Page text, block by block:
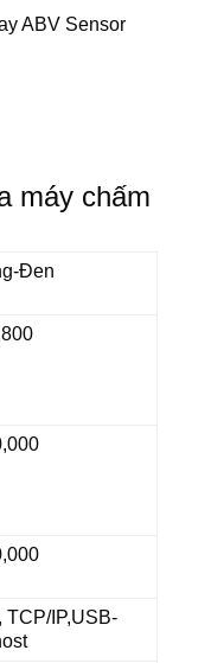
ABV Sensor
máy chấm
Đen
TCP/IP,USB-